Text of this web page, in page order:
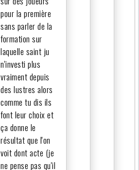
pour la première
sans parler de la
formation sur
laquelle saint ju
n'investi plus
vraiment depuis
des lustres alors
comme tu dis ils
font leur choix et
ça donne le
résultat que l'on
voit dont acte (je
ne pense pas qu'il